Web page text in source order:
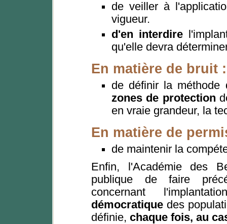
de veiller à
vigueur.
d'en interdire
qu'elle devra
En matière de bruit :
de définir la méthode
zones de protection
en vraie grandeur, la
En matière de
de maintenir la
Enfin, l'Académie des
publique de faire
concernant
démocratique des
définie, chaque fois, au